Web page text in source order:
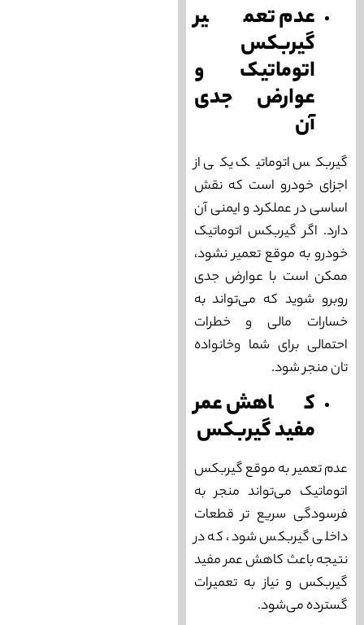
عدم تعمیر
گیربکس
اتوماتیک و
عوارض جدی
آن
گیربکس اتوماتیک یکی از
اجزای خودرو است که نقش
اساسی در عملکرد و ایمنی آن
دارد. اگر گیربکس اتوماتیک
خودرو به موقع تعمیر نشود،
ممکن است با عوارض جدی
روبرو شوید که می‌‌تواند به
خسارات مالی و خطرات
احتمالی برای شما وخانواده
تان منجر شود.
کاهش عمر
مفید گیربکس
عدم تعمیر به موقع گیربکس
اتوماتیک می‌‌تواند منجر به
فرسودگی سریع تر قطعات
داخلی گیربکس شود، که در
نتیجه باعث کاهش عمر مفید
گیربکس و نیاز به تعمیرات
گسترده می‌‌شود.